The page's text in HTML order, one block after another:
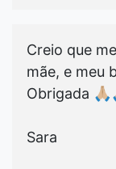
Creio que
mãe, e meu
Obrigada
Sara